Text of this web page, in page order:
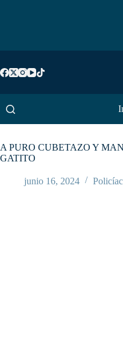
A PURO CUBETAZO Y
GATITO
junio 16, 2024